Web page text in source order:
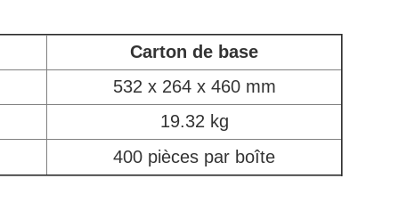
Carton de base
532 x 264 x 460 mm
19.32 kg
400 pièces par boîte